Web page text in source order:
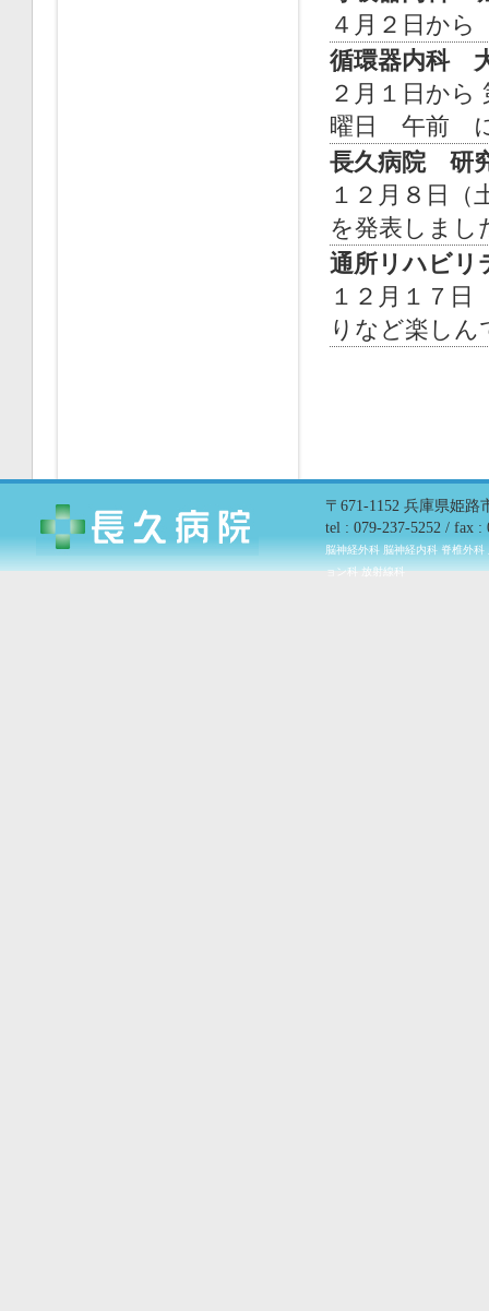
４月２日か
循環器内科
２月１日か
曜日 午前
長久病院 研
１２月８日（
を発表しまし
通所リハビ
１２月１７日
りなど楽し
〒671-1152 兵庫県姫路
tel : 079-237-5252 / fax :
脳神経外科 脳神経内科 脊椎外
ョン科 放射線科